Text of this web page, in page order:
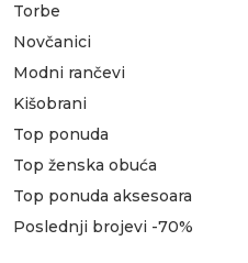
Torbe
Novčanici
Modni rančevi
Kišobrani
Top ponuda
Top ženska obuća
Top ponuda aksesoara
Poslednji brojevi -70%